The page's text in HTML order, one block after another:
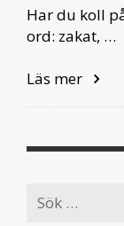
Har du koll
ord: zakat, …
Läs mer
Search
for: